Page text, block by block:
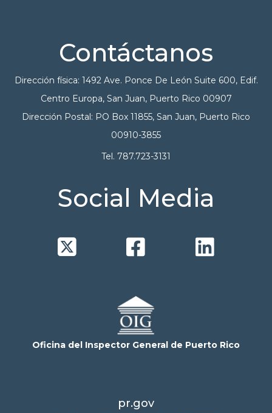
Contáctanos
Dirección física: 1492 Ave. Ponce De León Suite 600, Edif.
Centro Europa, San Juan, Puerto Rico 00907
Dirección Postal: PO Box 11855, San Juan, Puerto Rico
00910-3855
Tel. 787.723-3131
Social Media
  
Oficina del Inspector General de Puerto Rico
pr.gov